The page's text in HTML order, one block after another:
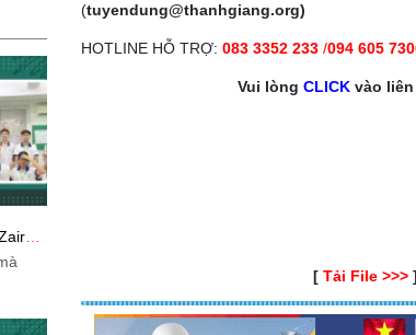
(tuyendung@thanhgiang.org)
HOTLINE HỖ TRỢ:083 3352 233 /094 605
Vui lòng CLICKvào liên
[Tải File >>> ]